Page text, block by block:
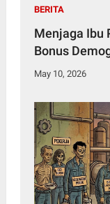
BERITA
Menjaga Ibu
Bonus
May 10, 2026